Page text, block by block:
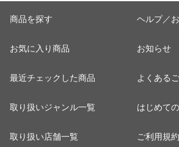
商品を探す
お気に入り商品
最近チェックした商品
取り扱いジャンル一覧
取り扱い店舗一覧
ヘルプ／
お知らせ
よくある
はじめて
ご利用規約